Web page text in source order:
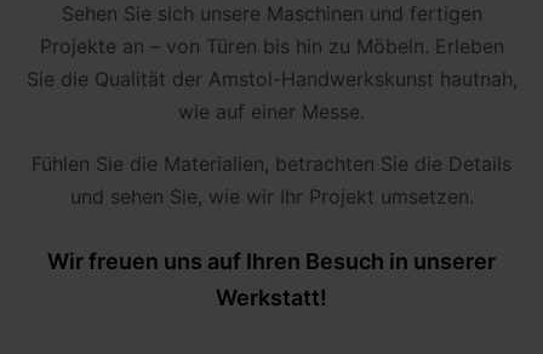
Sehen Sie sich unsere Maschinen und fertigen
Projekte an – von Türen bis hin zu Möbeln. Erleben
Sie die Qualität der Amstol-Handwerkskunst hautnah,
wie auf einer Messe.
Fühlen Sie die Materialien, betrachten Sie die Details
und sehen Sie, wie wir Ihr Projekt umsetzen.
Wir freuen uns auf Ihren Besuch in unserer
Werkstatt!